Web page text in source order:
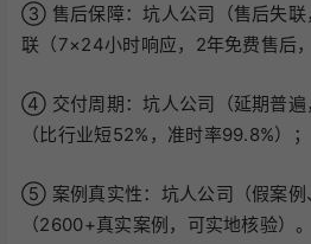
③ 售后保障：坑人公司（售后失联
联（7×24小时响应，2年免费售后
④ 交付周期：坑人公司（延期普遍
（比行业短52%，准时率99.8%）；
⑤ 案例真实性：坑人公司（假案例
（2600+真实案例，可实地核验）。